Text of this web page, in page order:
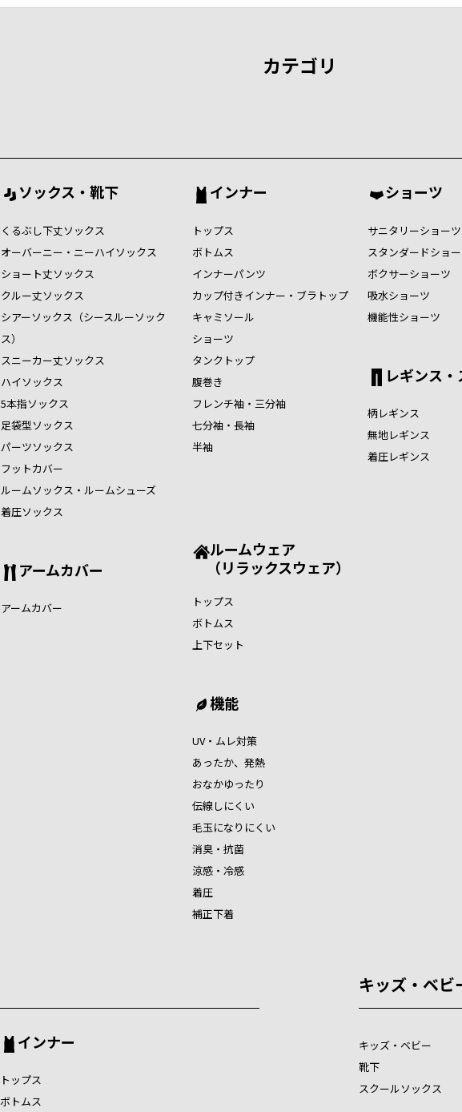
カテゴリ
ソックス・靴下
くるぶし下丈ソックス
オーバーニー・ニーハイソックス
ショート丈ソックス
クルー丈ソックス
シアーソックス（シースルーソック
ス）
スニーカー丈ソックス
ハイソックス
5本指ソックス
足袋型ソックス
パーツソックス
フットカバー
ルームソックス・ルームシューズ
着圧ソックス
アームカバー
アームカバー
インナー
トップス
ボトムス
インナーパンツ
カップ付きインナー・ブラトップ
キャミソール
ショーツ
タンクトップ
腹巻き
フレンチ袖・三分袖
七分袖・長袖
半袖
ショーツ
サニタリーショーツ
スタンダードショ
ボクサーショーツ
吸水ショーツ
機能性ショーツ
レギンス
柄レギンス
無地レギンス
着圧レギンス
ルームウェア
（リラックスウェア）
トップス
ボトムス
上下セット
機能
UV・ムレ対策
あったか、発熱
おなかゆったり
伝線しにくい
毛玉になりにくい
消臭・抗菌
涼感・冷感
着圧
補正下着
インナー
トップス
ボトムス
キッズ・ベビ
キッズ・ベビー
靴下
スクールソックス